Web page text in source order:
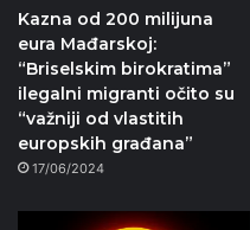
Kazna od 200 milijuna
eura Mađarskoj:
“Briselskim birokratima”
ilegalni migranti očito su
“važniji od vlastitih
europskih građana”
17/06/2024